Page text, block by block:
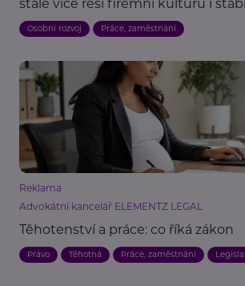
stále více řeší firemní kulturu i
Osobní rozvoj Práce, zaměstnání
Reklama
Advokátní kancelář ELEMENTZ LEGAL
Těhotenství a práce: co říká zákon
Právo Těhotná Práce, zaměstnání